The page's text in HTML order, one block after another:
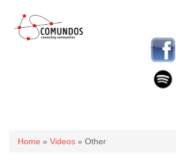
U bent hier
Home » Videos » Other